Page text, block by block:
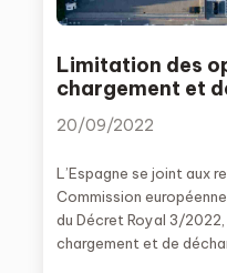
Limitation des
chargement et
transporteurs
20/09/2022
L’Espagne se joint aux
Commission
du Décret Royal 3/
chargement et de